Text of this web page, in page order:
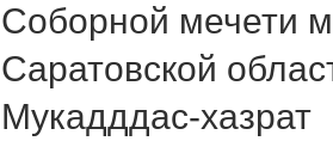
Соборной мечети
Саратовской
Мукадддас-хазрат